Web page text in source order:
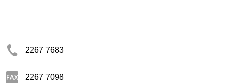
2267 7683
2267 7098